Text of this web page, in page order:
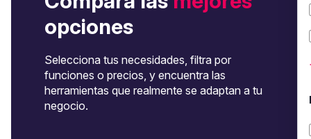
opciones
Selecciona tus necesidades, filtra por
funciones o precios, y encuentra las
herramientas que realmente se adaptan a tu
negocio.